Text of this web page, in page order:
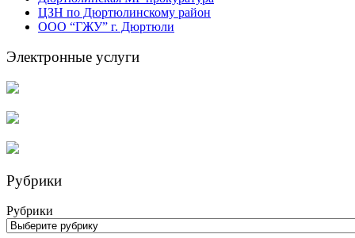
ЦЗН по Дюртюлинскому район
ООО “ГЖУ” г. Дюртюли
Электронные услуги
Рубрики
Рубрики